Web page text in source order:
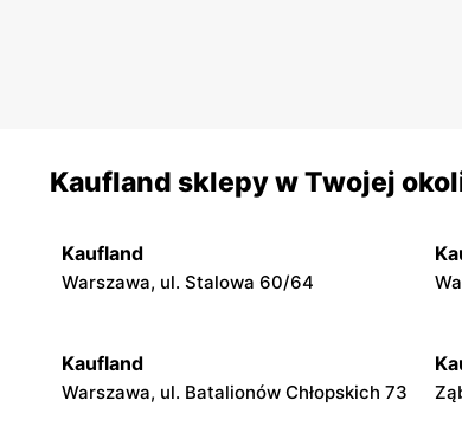
Kaufland sklepy w Twojej
Kaufland
Warszawa, ul. Stalowa 60/64
Kaufland
Warszawa, ul. Batalionów Chłopskich 73